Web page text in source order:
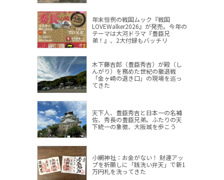
年末恒例の戦国ムック『戦国
LOVEWalker2026』が発売。今年の
テーマは大河ドラマ『豊臣兄
弟！』、2大付録もバッチリ
木下藤吉郎（豊臣秀吉）が殿（し
んがり）を務めた世紀の撤退戦
「金ヶ崎の退き口」の現場を巡っ
てきた
天下人、豊臣秀吉と日本一の名補
佐、秀長の豊臣兄弟。ふたりの天
下統一の象徴、大阪城を歩こう
小網神社：お金がない！ 財運アッ
プを祈願しに「銭洗い弁天」で新1
万円札を洗ってきた